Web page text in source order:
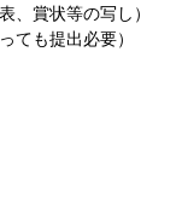
、賞状等の写し）
ても提出必要）